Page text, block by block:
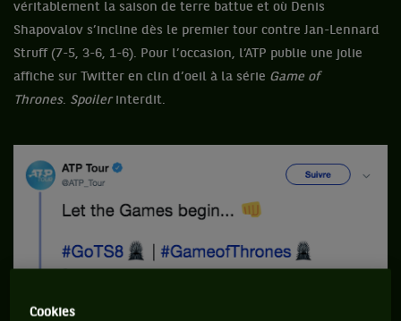
véritablement la saison de terre battue et où Denis
Shapovalov s’incline dès le premier tour contre Jan-Lennard
Struff (7-5, 3-6, 1-6). Pour l’occasion, l’ATP publie une jolie
affiche sur Twitter en clin d’oeil à la série Game of
Thrones. Spoilerinterdit.
Cookies